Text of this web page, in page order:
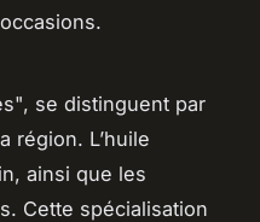
se distinguent par
région. L’huile
ainsi que les
Cette spécialisation